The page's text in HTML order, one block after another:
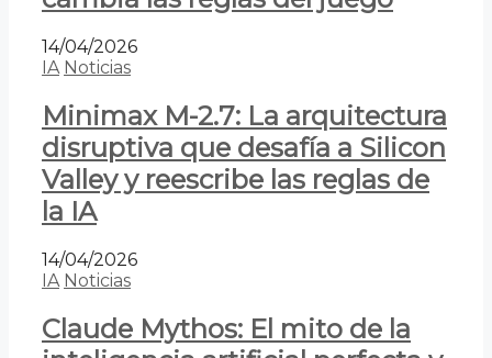
14/04/2026
IA Noticias
Minimax M-2.7: La arquitectura
disruptiva que desafía a Silicon
Valley y reescribe las reglas de
la IA
14/04/2026
IA Noticias
Claude Mythos: El mito de la